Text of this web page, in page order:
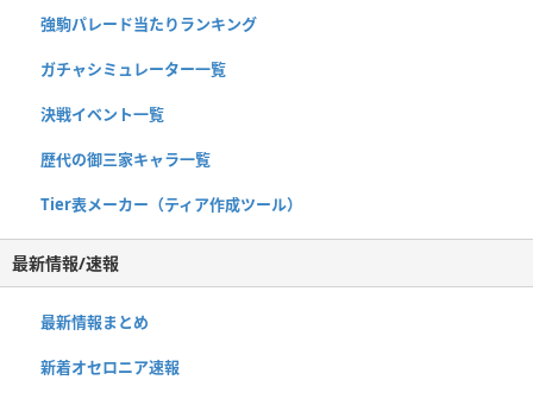
強駒パレード当たりランキング
ガチャシミュレーター一覧
決戦イベント一覧
歴代の御三家キャラ一覧
Tier表メーカー（ティア作成ツール）
最新情報/速報
最新情報まとめ
新着オセロニア速報